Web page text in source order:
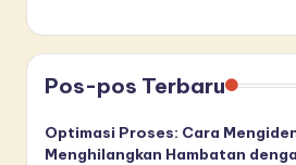
Pos-pos Terbaru
Optimasi Proses: Cara
Menghilangkan Hambatan